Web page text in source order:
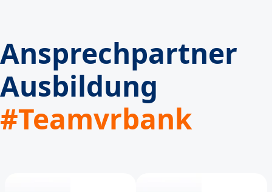
Ansprechpartner
Ausbildung
#Teamvrbank